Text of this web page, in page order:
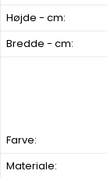
Højde - cm:
Bredde - cm:
Farve:
Materiale: